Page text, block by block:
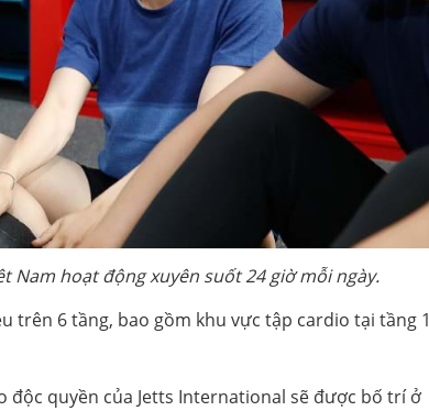
Nam hoạt động xuyên suốt 24 giờ mỗi ngày.
trên 6 tầng, bao gồm khu vực tập cardio tại tầng 1
độc quyền của Jetts International sẽ được bố trí ở